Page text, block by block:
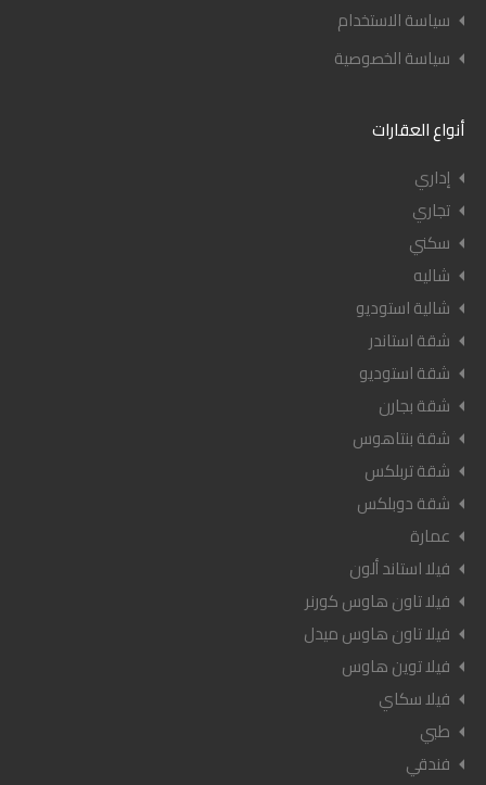
سياسة الاستخدام
سياسة الخصوصية
أنواع العقارات
إداري
تجاري
سكني
شاليه
شالية استوديو
شقة استاندر
شقة استوديو
شقة بجارن
شقة بنتاهوس
شقة تربلكس
شقة دوبلكس
عمارة
فيلا استاند ألون
فيلا تاون هاوس كورنر
فيلا تاون هاوس ميدل
فيلا توين هاوس
فيلا سكاي
طبي
فندقي